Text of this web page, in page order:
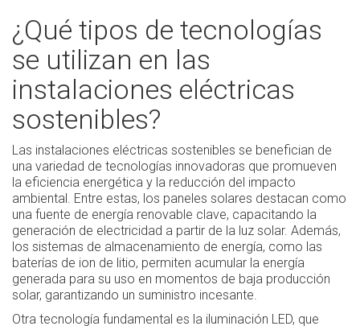
¿Qué tipos de tecnologías
se utilizan en las
instalaciones eléctricas
sostenibles?
Las instalaciones eléctricas sostenibles se benefician de
una variedad de tecnologías innovadoras que promueven
la eficiencia energética y la reducción del impacto
ambiental. Entre estas, los paneles solares destacan como
una fuente de energía renovable clave, capacitando la
generación de electricidad a partir de la luz solar. Además,
los sistemas de almacenamiento de energía, como las
baterías de ion de litio, permiten acumular la energía
generada para su uso en momentos de baja producción
solar, garantizando un suministro incesante.
Otra tecnología fundamental es la iluminación LED, que